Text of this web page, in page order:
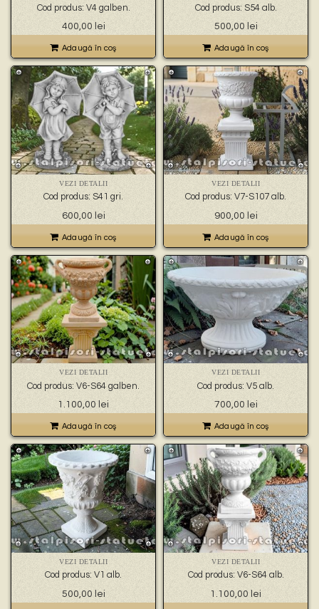
Cod produs: V4 galben.
400,00 lei
Adaugă în coş
Cod produs: S54 alb.
500,00 lei
Adaugă în coş
VEZI DETALII
Cod produs: S41 gri.
600,00 lei
Adaugă în coş
VEZI DETALII
Cod produs: V7-S107 alb.
900,00 lei
Adaugă în coş
VEZI DETALII
Cod produs: V6-S64 galben.
1.100,00 lei
Adaugă în coş
VEZI DETALII
Cod produs: V5 alb.
700,00 lei
Adaugă în coş
VEZI DETALII
Cod produs: V1 alb.
500,00 lei
VEZI DETALII
Cod produs: V6-S64 alb.
1.100,00 lei